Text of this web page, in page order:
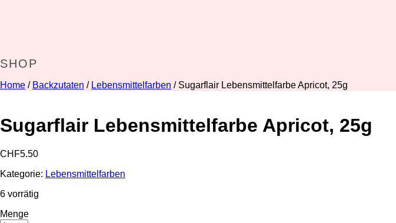
SHOP
Home / Backzutaten / Lebensmittelfarben / Sugarflair Lebensmittelfarbe Apricot, 25g
Sugarflair Lebensmittelfarbe Apricot, 25g
CHF5.50
Kategorie: Lebensmittelfarben
6 vorrätig
Menge